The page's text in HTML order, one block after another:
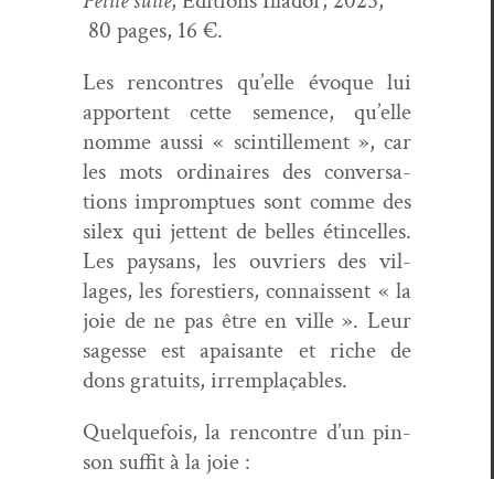
80 pages, 16 €.
Les ren­con­tres qu’elle évoque lui
appor­tent cette semence, qu’elle
nomme aus­si « scin­tille­ment », car
les mots ordi­naires des con­ver­sa­
tions impromptues sont comme des
silex qui jet­tent de belles étin­celles.
Les paysans, les ouvri­ers des vil­
lages, les forestiers, con­nais­sent « la
joie de ne pas être en ville ». Leur
sagesse est apaisante et riche de
dons gra­tu­its, irremplaçables.
Quelque­fois, la ren­con­tre d’un pin­
son suf­fit à la joie :